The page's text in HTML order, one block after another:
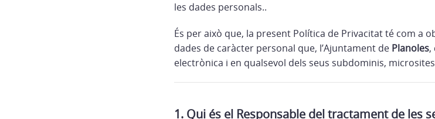
les dades personals..
És per això que, la present Política de Privacitat té com a
dades de caràcter personal que, l’Ajuntament de Planoles,
electrònica i en qualsevol dels seus subdominis,
1. Qui és el Responsable del tractament de les